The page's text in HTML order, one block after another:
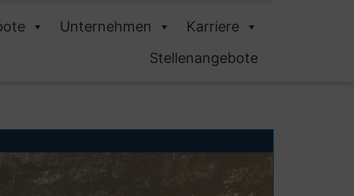
Unternehmen
Karriere
Stellenangebote